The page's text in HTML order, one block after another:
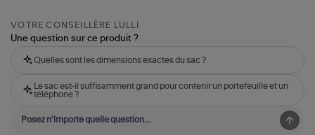
VOTRE CONSEILLÈRE LULLI
Une question sur ce produit ?
Quelles sont les dimensions exactes du sac ?
Le sac est-il suffisamment grand pour contenir un portefeuille et un
téléphone ?